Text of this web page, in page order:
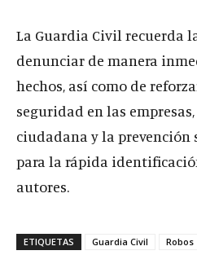
La Guardia Civil recuerda
denunciar de manera
hechos, así como de
seguridad en las
ciudadana y la prevención
para la rápida
autores.
ETIQUETAS Guardia Civil Robos